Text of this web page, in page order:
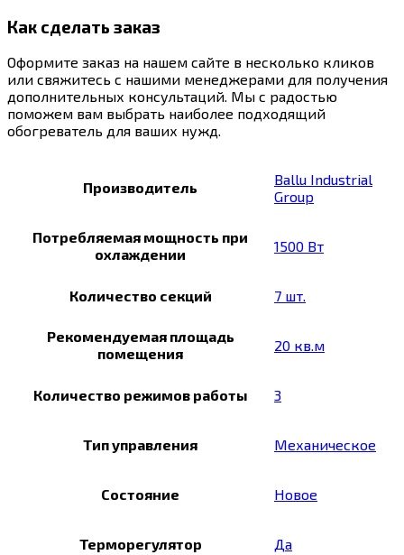
Как сделать заказ
Оформите заказ на нашем сайте в несколько кликов
или свяжитесь с нашими менеджерами для получения
дополнительных консультаций. Мы с радостью
поможем вам выбрать наиболее подходящий
обогреватель для ваших нужд.
Производитель
Ballu Industrial
Group
Потребляемая мощность при
охлаждении
1500 Вт
Количество секций 7 шт.
Рекомендуемая площадь
помещения
20 кв.м
Количество режимов работы 3
Тип управления Механическое
Состояние Новое
Терморегулятор Да